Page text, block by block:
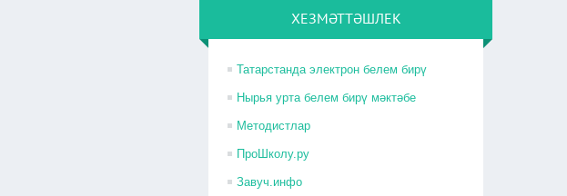
ХЕЗМӘТТӘШЛЕК
Татарстанда электрон белем бирү
Нырья урта белем бирү мәктәбе
Методистлар
ПроШколу.ру
Завуч.инфо